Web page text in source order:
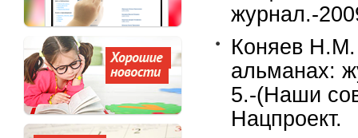
журнал.-
Коняев
альманах:
5.-(Наши
Нацпроект.